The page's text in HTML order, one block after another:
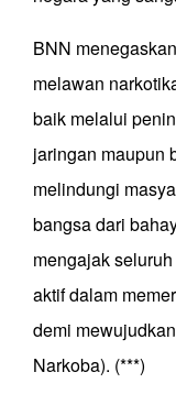
BNN
melawan
baik melalui
jaringan maupun
melindungi
bangsa dari
mengajak
aktif dalam
demi
Narkoba). (***)